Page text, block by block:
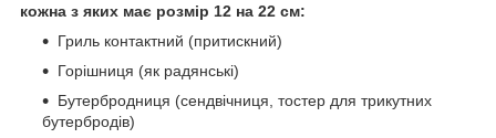
кожна з яких має розмір 12 на 22 см:
Гриль контактний (притискний)
Горішниця (як радянські)
Бутербродниця (сендвічниця, тостер для трикутних
бутербродів)